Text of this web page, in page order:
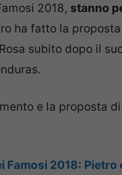
2018, stanno
ha fatto la
subito dopo il
e la proposta di
Famosi 2018: Pietro